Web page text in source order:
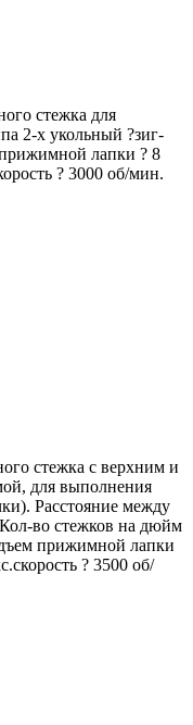
стежка для
2-х укольный ?зиг-
лапки ? 8
? 3000 об/мин.
стежка с верхним и
для выполнения
Расстояние между
во стежков на дюйм
прижимной лапки
? 3500 об/